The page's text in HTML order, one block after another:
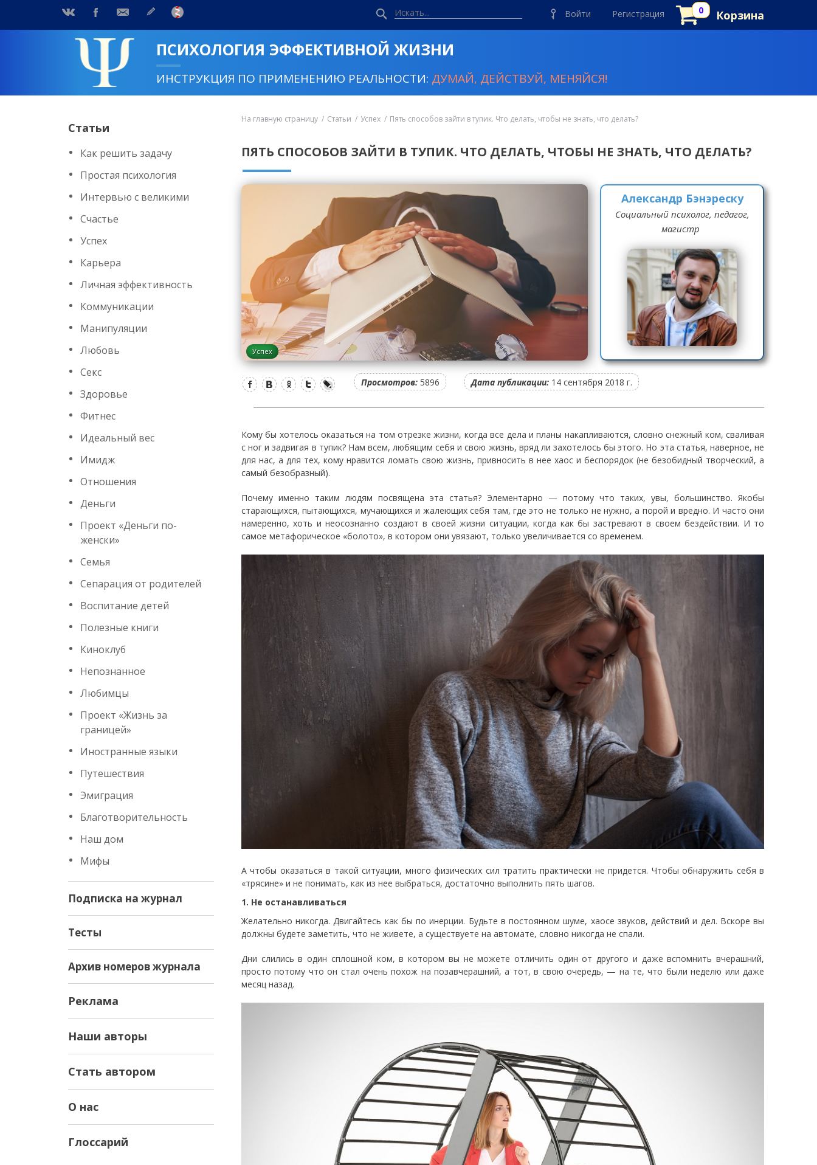
Войти Регистрация Корзина
ПСИХОЛОГИЯ ЭФФЕКТИВНОЙ ЖИЗНИ
ИНСТРУКЦИЯ ПО ПРИМЕНЕНИЮ РЕАЛЬНОСТИ: ДУМАЙ, ДЕЙСТВУЙ, МЕНЯЙСЯ!
Статьи
Как решить задачу
Простая психология
Интервью с великими
Счастье
Успех
Карьера
Личная эффективность
Коммуникации
Манипуляции
Любовь
Секс
Здоровье
Фитнес
Идеальный вес
Имидж
Отношения
Деньги
Проект «Деньги по-
женски»
Семья
Сепарация от родителей
Воспитание детей
Полезные книги
Киноклуб
Непознанное
Любимцы
Проект «Жизнь за
границей»
Иностранные языки
Путешествия
Эмиграция
Благотворительность
Наш дом
Мифы
Подписка на журнал
Тесты
Архив номеров журнала
Реклама
Наши авторы
Стать автором
О нас
Глоссарий
На главную страницу Статьи Успех Пять способов зайти в тупик. Что делать, чтобы не знать, что делать?
ПЯТЬ СПОСОБОВ ЗАЙТИ В ТУПИК. ЧТО ДЕЛАТЬ, ЧТОБЫ НЕ ЗНАТЬ, ЧТО ДЕЛАТЬ?
Успех
Александр Бэнэреску
Социальный психолог, педагог,
магистр
Просмотров: 5896 Дата публикации: 14 сентября 2018 г.
Кому бы хотелось оказаться на том отрезке жизни, когда все дела и планы накапливаются, словно снежный ком, сваливая
с ног и задвигая в тупик? Нам всем, любящим себя и свою жизнь, вряд ли захотелось бы этого. Но эта статья, наверное, не
для нас, а для тех, кому нравится ломать свою жизнь, привносить в нее хаос и беспорядок (не безобидный творческий, а
самый безобразный).
Почему именно таким людям посвящена эта статья? Элементарно — потому что таких, увы, большинство. Якобы
старающихся, пытающихся, мучающихся и жалеющих себя там, где это не только не нужно, а порой и вредно. И часто они
намеренно, хоть и неосознанно создают в своей жизни ситуации, когда как бы застревают в своем бездействии. И то
самое метафорическое «болото», в котором они увязают, только увеличивается со временем.
А чтобы оказаться в такой ситуации, много физических сил тратить практически не придется. Чтобы обнаружить себя в
«трясине» и не понимать, как из нее выбраться, достаточно выполнить пять шагов.
1. Не останавливаться
Желательно никогда. Двигайтесь как бы по инерции. Будьте в постоянном шуме, хаосе звуков, действий и дел. Вскоре вы
должны будете заметить, что не живете, а существуете на автомате, словно никогда не спали.
Дни слились в один сплошной ком, в котором вы не можете отличить один от другого и даже вспомнить вчерашний,
просто потому что он стал очень похож на позавчерашний, а тот, в свою очередь, — на те, что были неделю или даже
месяц назад.